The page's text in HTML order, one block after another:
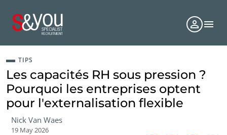
TIPS
Les capacités RH sous pression ?
Pourquoi les entreprises optent
pour l'externalisation flexible
Nick Van Waes
19 May 2026